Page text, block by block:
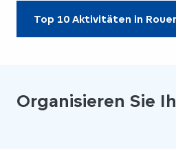
Top 10 Aktivitäten in
Organisieren Sie